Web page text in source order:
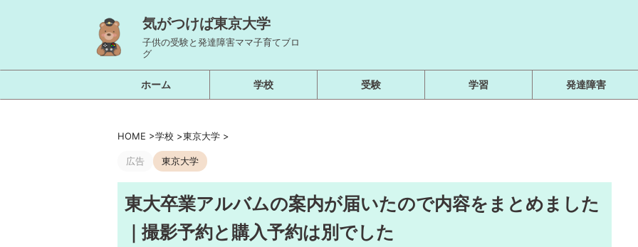
気がつけば東京大学
子供の受験と発達障害ママ子育てブロ
グ
ホーム 学校 受験 学習 発達障害
HOME >学校 >東京大学 >
広告 東京大学
東大卒業アルバムの案内が届いたので内容をまとめました
｜撮影予約と購入予約は別でした